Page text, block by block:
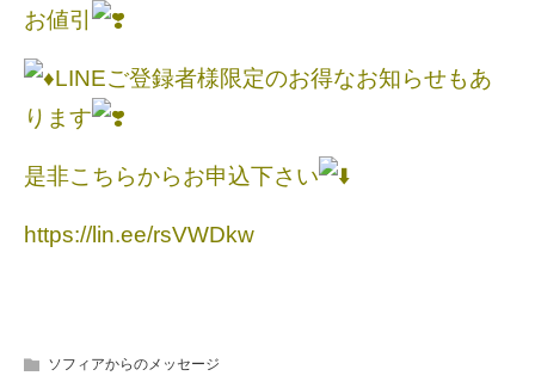
お値引
LINEご登録者様限定のお得なお知らせもあ
ります
是非こちらからお申込下さい
https://lin.ee/rsVWDkw
ソフィアからのメッセージ